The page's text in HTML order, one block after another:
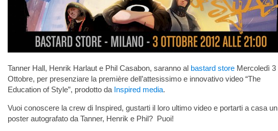
Tanner Hall, Henrik Harlaut e Phil Casabon, saranno al bastard store Mercoledì 3
Ottobre, per presenziare la première dell’attesissimo e innovativo video “The
Education of Style”, prodotto da Inspired media.
Vuoi conoscere la crew di Inspired, gustarti il loro ultimo video e portarti a casa un
poster autografato da Tanner, Henrik e Phil? Puoi!